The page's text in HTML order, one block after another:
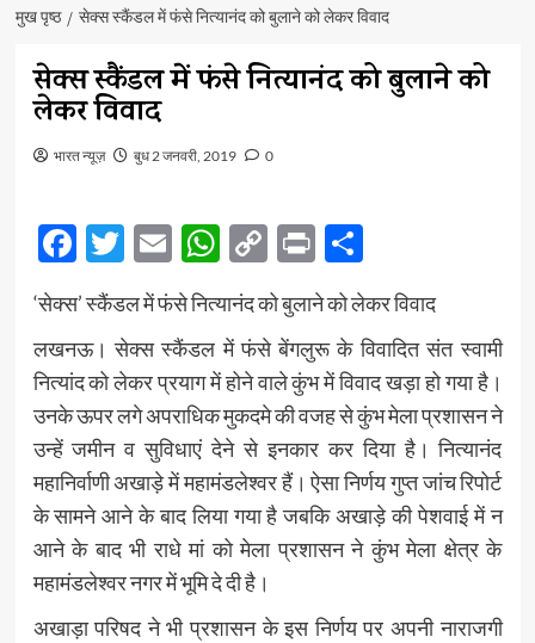
मुख पृष्ठ सेक्स स्कैंडल में फंसे नित्यानंद को बुलाने को लेकर विवाद
सेक्स स्कैंडल में फंसे नित्यानंद को बुलाने को
लेकर विवाद
भारत न्यूज़ बुध 2 जनवरी, 2019 0
Facebook
Twitter
EmailWhatsApp
Copy
Link
PrintShare
‘सेक्स’ स्कैंडल में फंसे नित्यानंद को बुलाने को लेकर विवाद
लखनऊ। सेक्स स्कैंडल में फंसे बेंगलुरू के विवादित संत स्वामी
नित्यांद को लेकर प्रयाग में होने वाले कुंभ में विवाद खड़ा हो गया है।
उनके ऊपर लगे अपराधिक मुकदमे की वजह से कुंभ मेला प्रशासन ने
उन्हें जमीन व सुविधाएं देने से इनकार कर दिया है। नित्यानंद
महानिर्वाणी अखाड़े में महामंडलेश्वर हैं। ऐसा निर्णय गुप्त जांच रिपोर्ट
के सामने आने के बाद लिया गया है जबकि अखाड़े की पेशवाई में न
आने के बाद भी राधे मां को मेला प्रशासन ने कुंभ मेला क्षेत्र के
महामंडलेश्वर नगर में भूमि दे दी है।
अखाड़ा परिषद ने भी प्रशासन के इस निर्णय पर अपनी नाराजगी